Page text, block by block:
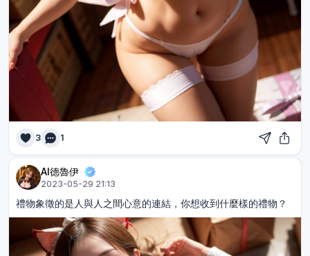
3 1
AI德魯伊
2023-05-29 21:13
禮物象徵的是人與人之間心意的連結，你想收到什麼樣的禮物？